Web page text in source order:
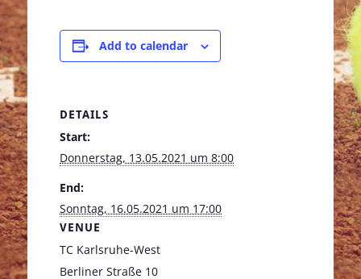
Add to calendar
DETAILS
Start:
Donnerstag, 13.05.2021 um 8:00
End:
Sonntag, 16.05.2021 um 17:00
VENUE
TC Karlsruhe-West
Berliner Straße 10